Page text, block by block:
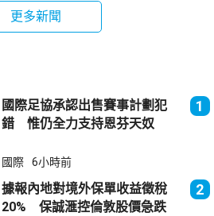
更多新聞
國際足協承認出售賽事計劃犯
錯 惟仍全力支持恩芬天奴
1
國際 6小時前
據報內地對境外保單收益徵稅
20% 保誠滙控倫敦股價急跌
2